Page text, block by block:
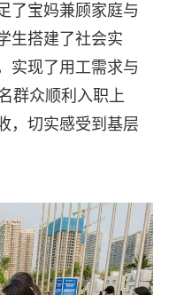
了宝妈兼顾家庭与
生搭建了社会实
实现了用工需求与
群众顺利入职上
，切实感受到基层